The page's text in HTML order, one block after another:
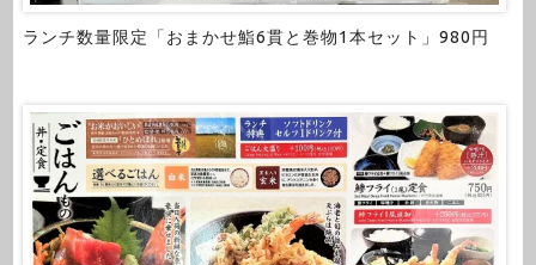
ランチ数量限定「おまかせ鮨6貫と巻物1本セット」980円